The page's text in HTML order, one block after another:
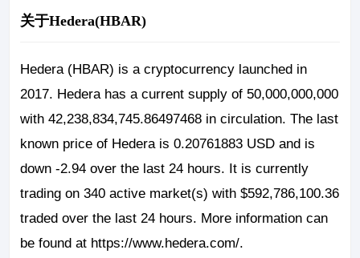
关于Hedera(HBAR)
Hedera (HBAR) is a cryptocurrency launched in
2017. Hedera has a current supply of 50,000,000,000
with 42,238,834,745.86497468 in circulation. The last
known price of Hedera is 0.20761883 USD and is
down -2.94 over the last 24 hours. It is currently
trading on 340 active market(s) with $592,786,100.36
traded over the last 24 hours. More information can
be found at https://www.hedera.com/.